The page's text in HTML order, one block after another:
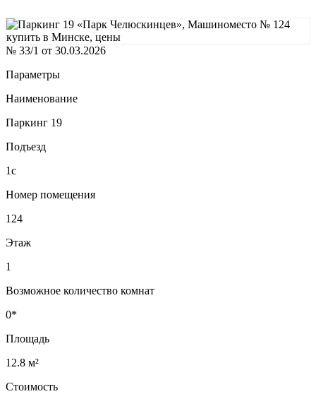
№ 33/1 от 30.03.2026
Параметры
Наименование
Паркинг 19
Подъезд
1с
Номер помещения
124
Этаж
1
Возможное количество комнат
0*
Площадь
12.8 м²
Стоимость